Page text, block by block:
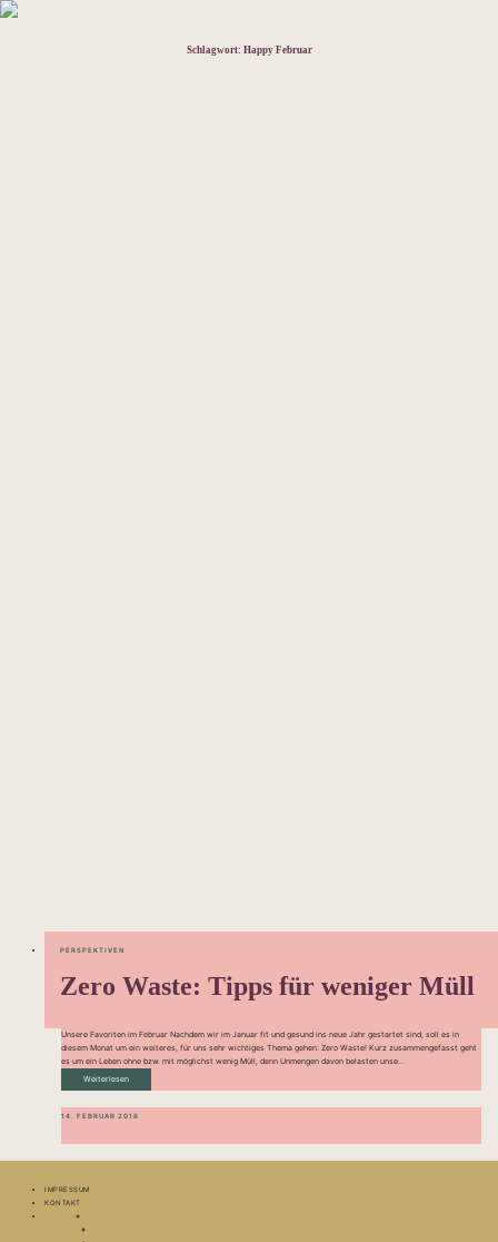
Schlagwort: Happy Februar
PERSPEKTIVEN
Zero Waste: Tipps für weniger Müll
Unsere Favoriten im Februar Nachdem wir im Januar fit und gesund ins neue Jahr gestartet sind, soll es in
diesem Monat um ein weiteres, für uns sehr wichtiges Thema gehen: Zero Waste! Kurz zusammengefasst geht
es um ein Leben ohne bzw. mit möglichst wenig Müll, denn Unmengen davon belasten unse...
Weiterlesen
14. FEBRUAR 2018
IMPRESSUM
KONTAKT